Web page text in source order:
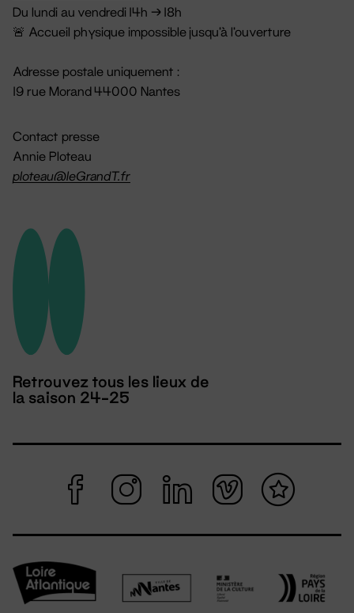
Du lundi au vendredi 14h → 18h
🚨 Accueil physique impossible jusqu'à l'ouverture
Adresse postale uniquement :
19 rue Morand 44000 Nantes
Contact presse
Annie Ploteau
ploteau@leGrandT.fr
Retrouvez tous les lieux de
la saison 24-25